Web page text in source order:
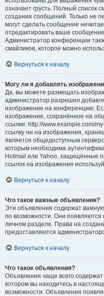
означает грусть. Полный список
создания сообщений. Только не
могут сделать сообщение
отредактировать ваше
Администратор конференции
смайликов, которое можно
Вернуться к началу
Могу ли я добавлять
Да, вы можете размещать
администратор разрешил
изображение на конференцию.
изображение, сохранённое на
ссылки: http://www.example.com/
ссылку ни на изображения,
является общедоступным
которым необходима
Hotmail или Yahoo, защищённые
ссылок на изображения
Вернуться к началу
Что такое важные объявления?
Эти объявления содержат
по возможности. Они появляются
личном разделе. Права на
предоставляются
Вернуться к началу
Что такое объявления?
Объявления чаще всего
котором вы находитесь в
возможности. Объявления